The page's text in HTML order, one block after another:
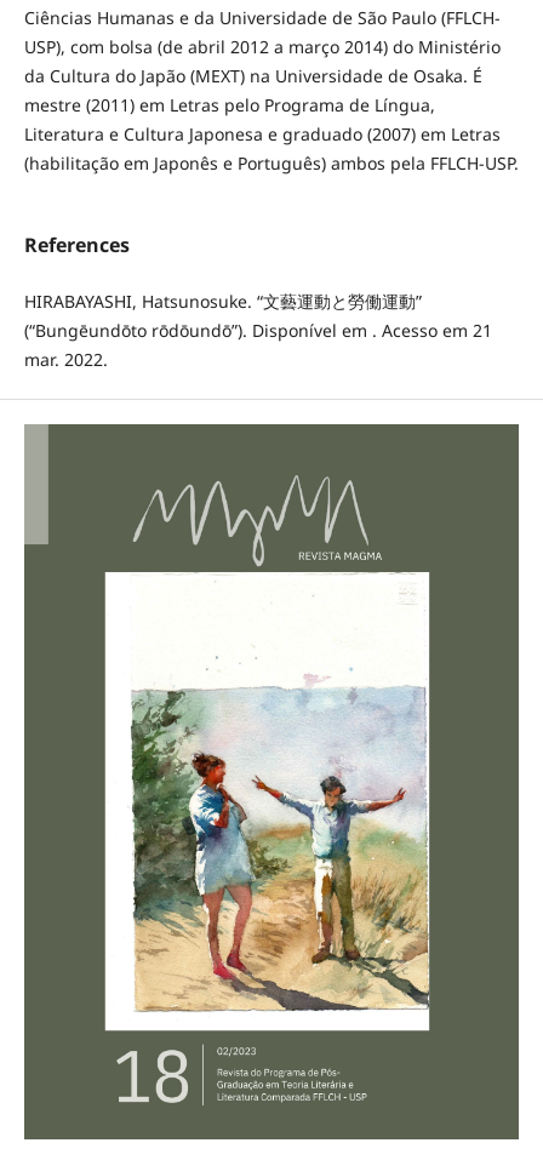
Ciências Humanas e da Universidade de São Paulo (FFLCH-
USP), com bolsa (de abril 2012 a março 2014) do Ministério
da Cultura do Japão (MEXT) na Universidade de Osaka. É
mestre (2011) em Letras pelo Programa de Língua,
Literatura e Cultura Japonesa e graduado (2007) em Letras
(habilitação em Japonês e Português) ambos pela FFLCH-USP.
References
HIRABAYASHI, Hatsunosuke. “文藝運動と勞働運動”
(“Bungēundōto rōdōundō”). Disponível em . Acesso em 21
mar. 2022.